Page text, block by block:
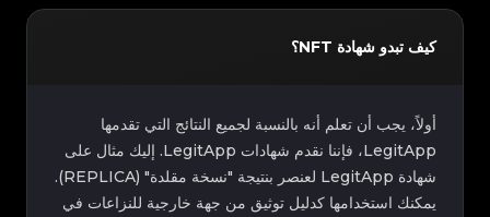
كيف تبدو شهادة NFT؟
أولاً، يجب أن تعلم أنه بالنسبة لجميع النتائج التي تقدمها
LegitApp، فإننا نقدم شهادات LegitApp. إليك مثال على
شهادة LegitApp لعنصر بنتيجة "نسخة مقلدة" (REPLICA).
يمكنك استخدامها كدليل توثيق من جهة خارجية للنزاعات في